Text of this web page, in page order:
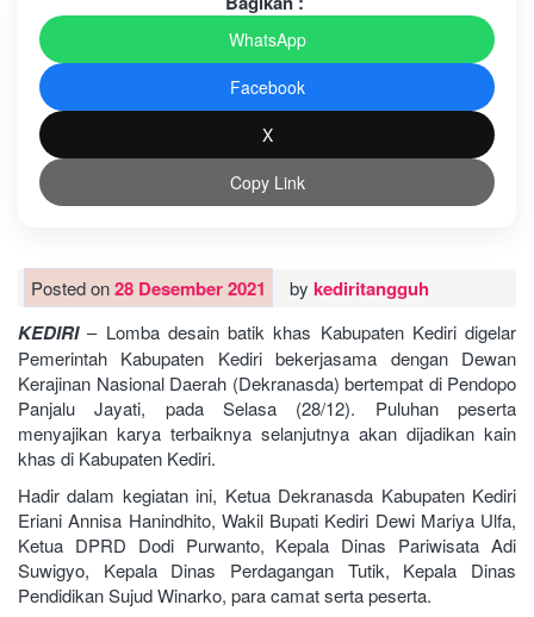
WhatsApp
Facebook
X
Copy Link
Posted on28 Desember 2021 by kediritangguh
KEDIRI– Lomba desain batik khas Kabupaten Kediri digelar
Pemerintah Kabupaten Kediri bekerjasama dengan Dewan
Kerajinan Nasional Daerah (Dekranasda) bertempat di Pendopo
Panjalu Jayati, pada Selasa (28/12). Puluhan peserta
menyajikan karya terbaiknya selanjutnya akan dijadikan kain
khas di Kabupaten Kediri.
Hadir dalam kegiatan ini, Ketua Dekranasda Kabupaten Kediri
Eriani Annisa Hanindhito, Wakil Bupati Kediri Dewi Mariya Ulfa,
Ketua DPRD Dodi Purwanto, Kepala Dinas Pariwisata Adi
Suwigyo, Kepala Dinas Perdagangan Tutik, Kepala Dinas
Pendidikan Sujud Winarko, para camat serta peserta.